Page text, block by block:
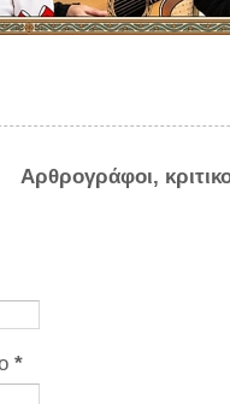
Αρθρογράφοι,
*